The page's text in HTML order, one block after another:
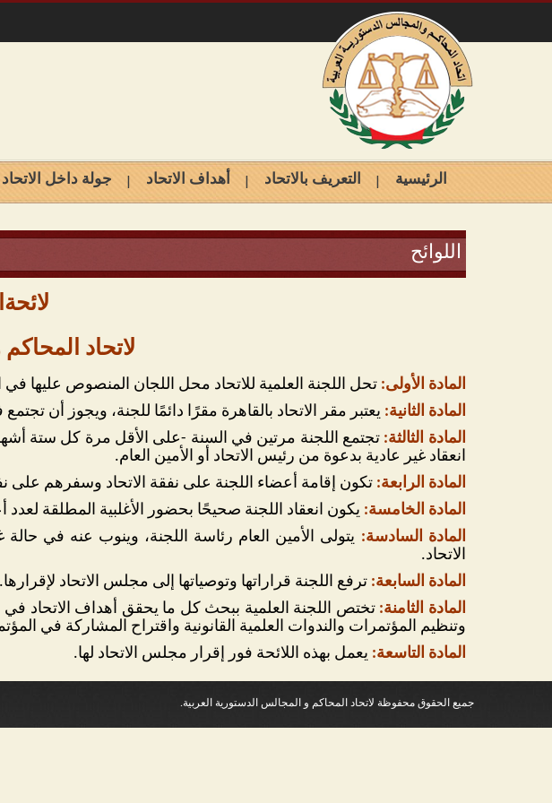
الرئيسية التعريف بالاتحاد أهداف الاتحاد جولة داخل الاتحاد
اللوائح
لاتحاد
المادة الأولى: تحل اللجنة العلمية للاتحاد محل اللجان المنصوص عليها في المادة 20 من النظام الداخلي للاتحاد وتمارس اختصاصات هذه
المادة الثانية: يعتبر مقر الاتحاد بالقاهرة مقرًا دائمًا للجنة، ويجوز أن
المادة الثالثة: تجتمع اللجنة مرتين في السنة -على الأقل مرة كل ستة
انعقاد غير عادية بدعوة من رئيس الاتحاد أو الأمين العام.
المادة الرابعة: تكون إقامة أعضاء اللجنة على نفقة الاتحاد وسفرهم على
المادة الخامسة: يكون انعقاد اللجنة صحيحًا بحضور الأغلبية المطلقة
المادة السادسة: يتولى الأمين العام رئاسة اللجنة، وينوب عنه في
الاتحاد.
المادة السابعة: ترفع اللجنة قراراتها وتوصياتها إلى مجلس الاتحاد لإقرارها.
المادة الثامنة: تختص اللجنة العلمية ببحث كل ما يحقق أهداف الاتحاد في
وتنظيم المؤتمرات والندوات العلمية القانونية واقتراح المشاركة في
المادة التاسعة: يعمل بهذه اللائحة فور إقرار مجلس الاتحاد لها.
جميع الحقوق محفوظة لاتحاد المحاكم و المجالس الدستورية العربية.